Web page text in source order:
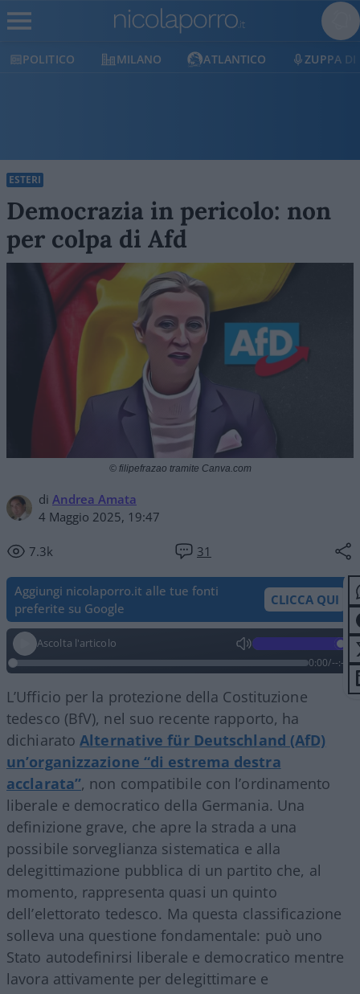
POLITICO MILANO ATLANTICO ZUPPA DI
ESTERI
Democrazia in pericolo: non
per colpa di Afd
di Andrea Amata
4 Maggio 2025, 19:47
7.3k 31
© filipefrazao tramite Canva.com
Aggiungi nicolaporro.it alle tue fonti
preferite su Google
CLICCA QUI
Ascolta l'articolo
0:00/--:--
L’Ufficio per la protezione della Costituzione
tedesco (BfV), nel suo recente rapporto, ha
dichiaratoAlternative für Deutschland (AfD)
un’organizzazione “di estrema destra
acclarata”, non compatibile con l’ordinamento
liberale e democratico della Germania. Una
definizione grave, che apre la strada a una
possibile sorveglianza sistematica e alla
delegittimazione pubblica di un partito che, al
momento, rappresenta quasi un quinto
dell’elettorato tedesco. Ma questa classificazione
solleva una questione fondamentale: può uno
Stato autodefinirsi liberale e democratico mentre
lavora attivamente per delegittimare e